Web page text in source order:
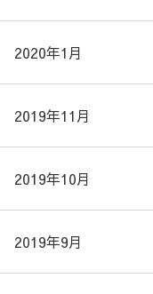
2020年1月
2019年11月
2019年10月
2019年9月